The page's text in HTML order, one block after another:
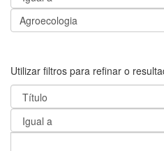
Utilizar filtros para refinar o